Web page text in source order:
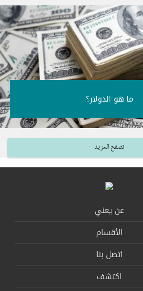
ما هو الدولار؟‎
تصفح المزيد
عن يعني
الأقسام
اتصل بنا
اكتشف